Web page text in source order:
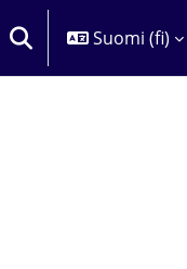
VAIHDA HAKUSYÖTTÖÄ
Suomi ‎(fi)‎